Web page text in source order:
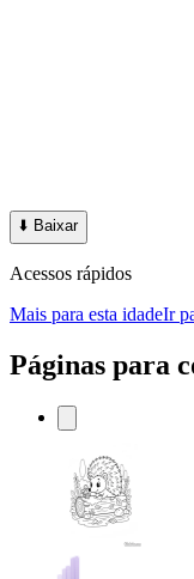
⬇️ Baixar
Acessos rápidos
Mais para esta idadeIr
Páginas para